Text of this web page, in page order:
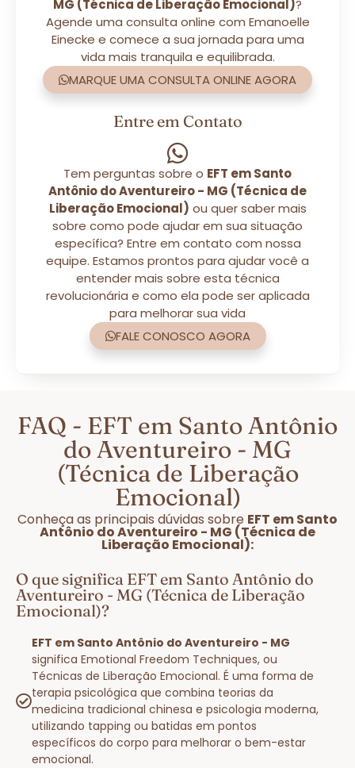
MG (Técnica de Liberação Emocional)?
Agende uma consulta online com Emanoelle
Einecke e comece a sua jornada para uma
vida mais tranquila e equilibrada.
MARQUE UMA CONSULTA ONLINE AGORA
Entre em Contato
Tem perguntas sobre o EFT em Santo
Antônio do Aventureiro - MG (Técnica de
Liberação Emocional) ou quer saber mais
sobre como pode ajudar em sua situação
específica? Entre em contato com nossa
equipe. Estamos prontos para ajudar você a
entender mais sobre esta técnica
revolucionária e como ela pode ser aplicada
para melhorar sua vida
FALE CONOSCO AGORA
FAQ - EFT em Santo Antônio
do Aventureiro - MG
(Técnica de Liberação
Emocional)
Conheça as principais dúvidas sobre EFT em Santo
Antônio do Aventureiro - MG (Técnica de
Liberação Emocional):
O que significa EFT em Santo Antônio do
Aventureiro - MG (Técnica de Liberação
Emocional)?
EFT em Santo Antônio do Aventureiro - MG
significa Emotional Freedom Techniques, ou
Técnicas de Liberação Emocional. É uma forma de
terapia psicológica que combina teorias da
medicina tradicional chinesa e psicologia moderna,
utilizando tapping ou batidas em pontos
específicos do corpo para melhorar o bem-estar
emocional.